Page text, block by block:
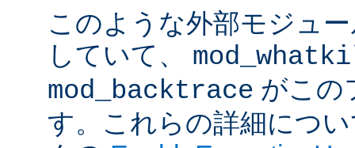
このような外部モジュ
していて、
mod_backtrace がこの
す。これらの詳細につ